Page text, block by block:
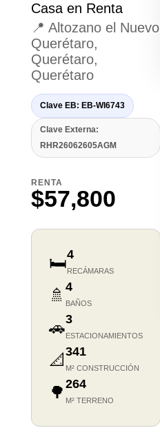
Casa en Renta
📍 Altozano el Nuevo
Querétaro,
Querétaro,
Querétaro
Clave EB: EB-WI6743
Clave Externa:
RHR26062605AGM
RENTA
$57,800
🛏️4
RECÁMARAS
🚿 4
BAÑOS
🚗3
ESTACIONAMIENTOS
📐 341
M² CONSTRUCCIÓN
🌳 264
M² TERRENO